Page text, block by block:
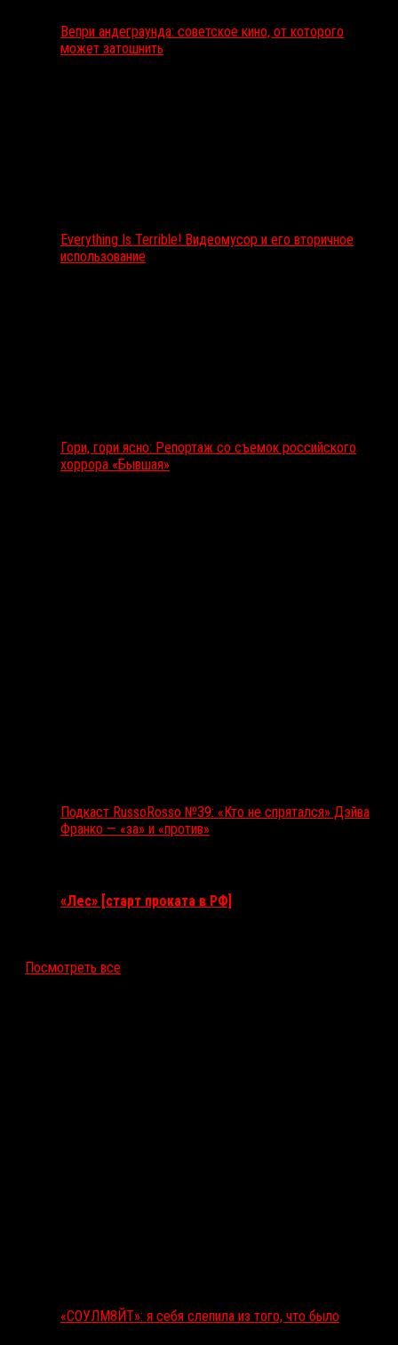
Вепри андеграунда: советское кино, от которого
может затошнить
Everything Is Terrible! Видеомусор и его вторичное
использование
Гори, гори ясно: Репортаж со съемок российского
хоррора «Бывшая»
Подкаст RussoRosso №39: «Кто не спрятался» Дэйва
Франко — «за» и «против»
«Лес» [старт проката в РФ]
Посмотреть все
«СОУЛМ8ЙТ»: я себя слепила из того, что было